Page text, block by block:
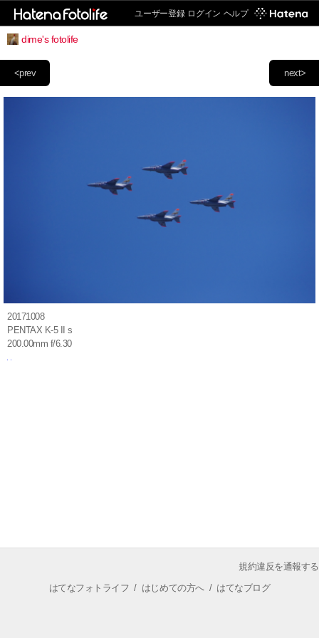
ユーザー登録 ログイン ヘルプ
dime's fotolife
next>
<prev
20171008
PENTAX K-5 II s
200.00mm f/6.30
規約違反を通報する
はてなフォトライフ / はじめての方へ/ はてなブログ